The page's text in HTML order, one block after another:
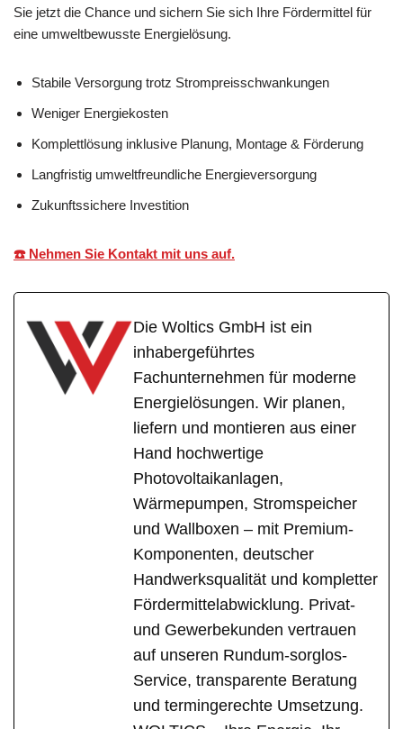
Sie jetzt die Chance und sichern Sie sich Ihre Fördermittel für
eine umweltbewusste Energielösung.
Stabile Versorgung trotz Strompreisschwankungen
Weniger Energiekosten
Komplettlösung inklusive Planung, Montage & Förderung
Langfristig umweltfreundliche Energieversorgung
Zukunftssichere Investition
☎️ Nehmen Sie Kontakt mit uns auf.
Die Woltics GmbH ist ein
inhabergeführtes
Fachunternehmen für moderne
Energielösungen. Wir planen,
liefern und montieren aus einer
Hand hochwertige
Photovoltaikanlagen,
Wärmepumpen, Stromspeicher
und Wallboxen – mit Premium-
Komponenten, deutscher
Handwerksqualität und kompletter
Fördermittelabwicklung. Privat-
und Gewerbekunden vertrauen
auf unseren Rundum-sorglos-
Service, transparente Beratung
und termingerechte Umsetzung.